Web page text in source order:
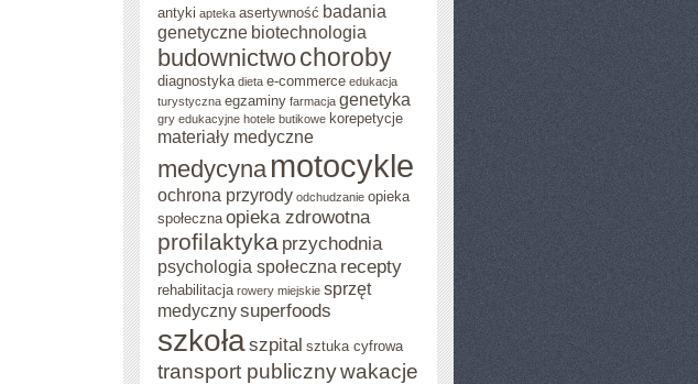
antyki apteka asertywność badania
genetyczne biotechnologia
budownictwochoroby
diagnostyka dieta e-commerce edukacja
turystyczna egzaminy farmacja genetyka
gry edukacyjne hotele butikowe korepetycje
materiały medyczne
medycyna motocykle
ochrona przyrody odchudzanie opieka
społeczna opieka zdrowotna
profilaktyka przychodnia
psychologia społeczna recepty
rehabilitacja rowery miejskie sprzęt
medycznysuperfoods
szkołaszpital sztuka cyfrowa
transport publicznywakacje